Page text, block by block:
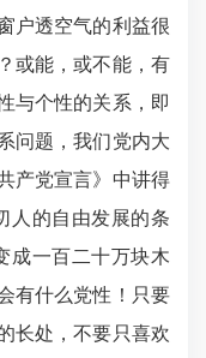
户透空气的利益很
或能，或不能，有
与个性的关系，即
问题，我们党内大
产党宣言》中讲得
人的自由发展的条
成一百二十万块木
有什么党性！只要
长处，不要只喜欢